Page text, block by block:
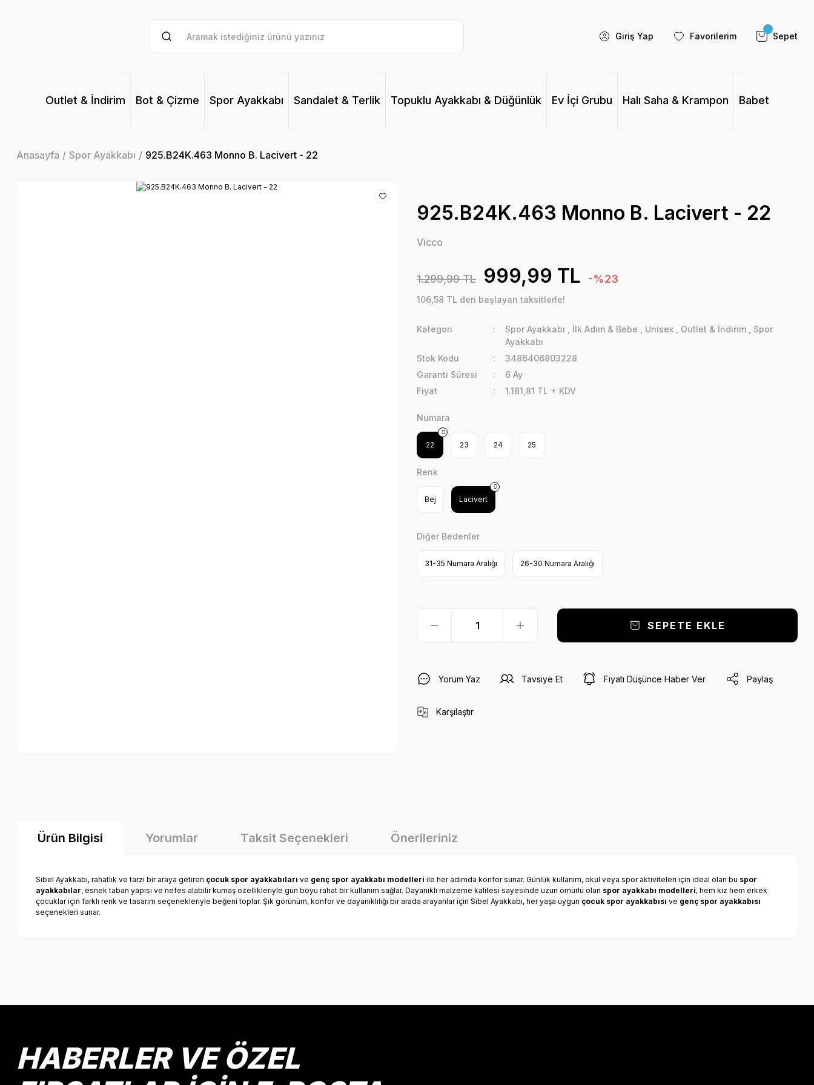
Giriş Yap Favorilerim Sepet
Outlet & İndirim Bot & Çizme Spor Ayakkabı Sandalet & Terlik Topuklu Ayakkabı & Düğünlük Ev İçi Grubu Halı Saha & Krampon Babet
Anasayfa Spor Ayakkabı 925.B24K.463 Monno B. Lacivert - 22
925.B24K.463 Monno B. Lacivert - 22
Vicco
1.299,99 TL 999,99 TL -%23
106,58 TL den başlayan taksitlerle!
Kategori Spor Ayakkabı İlk Adım & Bebe Unisex Outlet & İndirim
Spor
Ayakkabı
Stok Kodu
3486406803228
Garanti Süresi
6 Ay
Fiyat
1.181,81 TL + KDV
Numara
22 23 24 25
Renk
Bej Lacivert
Diğer Bedenler
31-35 Numara Aralığı 26-30 Numara Aralığı
SEPETE EKLE
Yorum Yaz Tavsiye Et Fiyatı Düşünce Haber Ver Paylaş
Karşılaştır
Ürün Bilgisi Yorumlar Taksit Seçenekleri Önerileriniz
Sibel Ayakkabı, rahatlık ve tarzı bir araya getiren çocuk spor ayakkabıları ve genç spor ayakkabı modelleri ile her adımda konfor sunar. Günlük kullanım, okul veya spor aktiviteleri için ideal olan bu spor
ayakkabılar, esnek taban yapısı ve nefes alabilir kumaş özellikleriyle gün boyu rahat bir kullanım sağlar. Dayanıklı malzeme kalitesi sayesinde uzun ömürlü olan spor ayakkabı modelleri, hem kız hem erkek
çocuklar için farklı renk ve tasarım seçenekleriyle beğeni toplar. Şık görünüm, konfor ve dayanıklılığı bir arada arayanlar için Sibel Ayakkabı, her yaşa uygun çocuk spor ayakkabısı ve genç spor ayakkabısı
seçenekleri sunar.
Ürün resmi kalitesiz, bozuk veya görüntülenemiyor.
Ürün fiyatı diğer sitelerden daha pahalı.
Bu ürüne benzer farklı alternatifler olmalı.
HABERLER VE ÖZEL